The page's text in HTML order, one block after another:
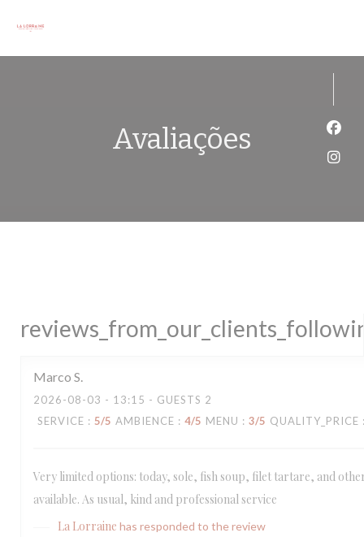
Avaliações
Marco S
2026-08-03 - 13:15 - GUESTS 2
SERVICE : 5/5 AMBIENCE : 4/5 MENU : 3/5 QUALITY_PRICE
Very limited options: today, sole, fish soup, filet tartare, and
available. As usual, kind and professional service
La Lorraine has responded to the review